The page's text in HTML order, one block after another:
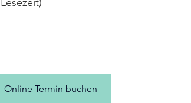
Online Termin buchen